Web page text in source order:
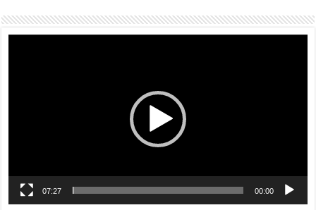
00:00
07:27